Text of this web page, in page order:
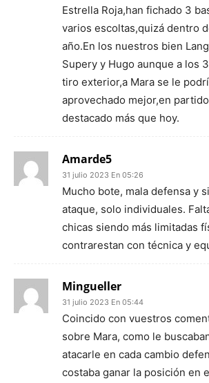
Estrella Roja,han fichado 3
varios escoltas,quizá dentro
año.En los nuestros bien
Supery y Hugo aunque a los
tiro exterior,a Mara se le
aprovechado mejor,en
destacado más que hoy.
Amarde5
31 julio 2023 En 05:26
Mucho bote, mala defensa y
ataque, solo individuales.
chicas siendo más limitadas
contrarestan con técnica y
Mingueller
31 julio 2023 En 05:44
Coincido con vuestros
sobre Mara, como le
atacarle en cada cambio
costaba ganar la posición en